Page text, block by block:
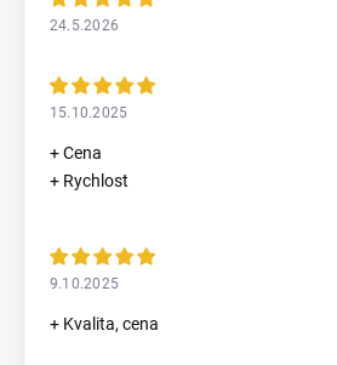
24.5.2026
15.10.2025
+ Cena
+ Rychlost
9.10.2025
+ Kvalita, cena